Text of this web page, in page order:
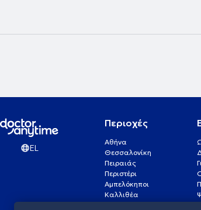
EL
Περιοχές
Αθήνα
Θεσσαλονίκη
Πειραιάς
Περιστέρι
Αμπελόκηποι
Καλλιθέα
Πάτρα